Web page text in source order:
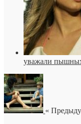
уважали
«